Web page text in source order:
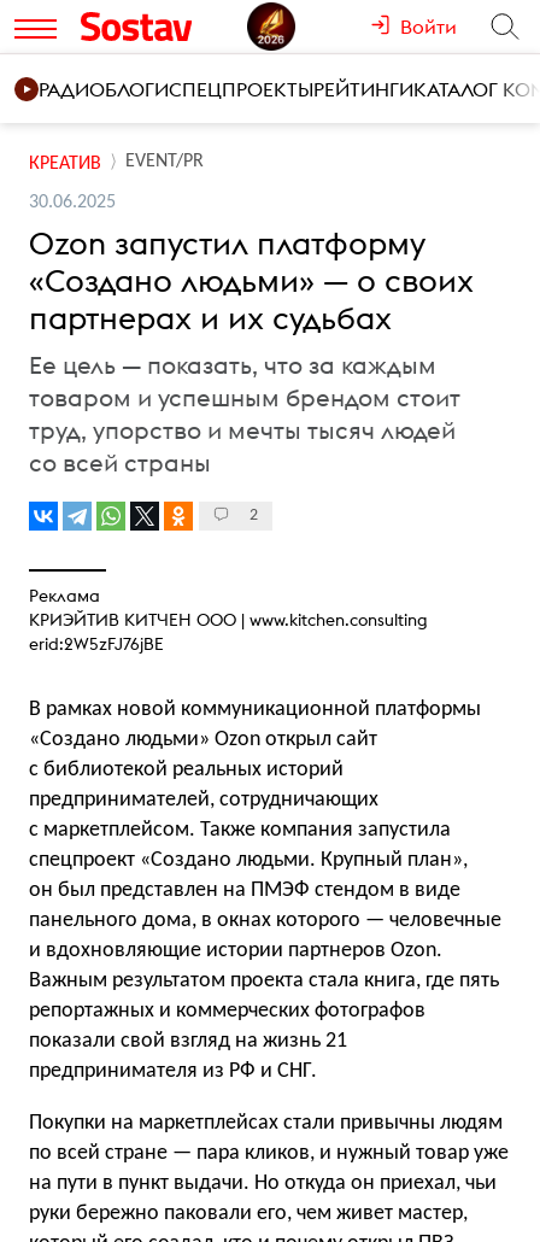
Войти
РАДИОБЛОГИСПЕЦПРОЕКТЫРЕЙТИНГИКАТАЛОГ
КРЕАТИВ EVENT/PR
30.06.2025
Ozon запустил платформу
«Создано людьми» — о своих
партнерах и их судьбах
Ее цель — показать, что за каждым
товаром и успешным брендом стоит
труд, упорство и мечты тысяч людей
со всей страны
2
Реклама
КРИЭЙТИВ КИТЧЕН ООО | www.kitchen.consulting
erid:2W5zFJ76jBE
В рамках новой коммуникационной платформы
«Создано людьми» Ozon открыл сайт
с библиотекой реальных историй
предпринимателей, сотрудничающих
с маркетплейсом. Также компания запустила
спецпроект «Создано людьми. Крупный план»,
он был представлен на ПМЭФ стендом в виде
панельного дома, в окнах которого — человечные
и вдохновляющие истории партнеров Ozon.
Важным результатом проекта стала книга, где пять
репортажных и коммерческих фотографов
показали свой взгляд на жизнь 21
предпринимателя из РФ и СНГ.
Покупки на маркетплейсах стали привычны людям
по всей стране — пара кликов, и нужный товар уже
на пути в пункт выдачи. Но откуда он приехал, чьи
руки бережно паковали его, чем живет мастер,